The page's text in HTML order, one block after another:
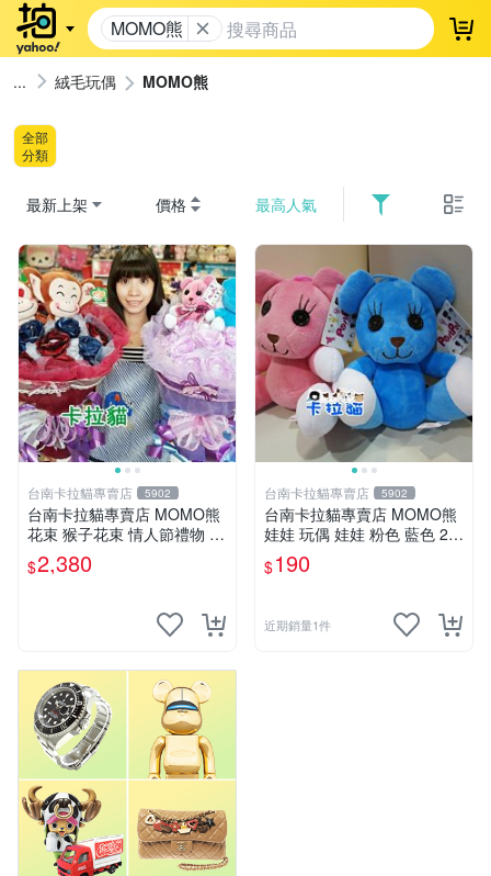
MOMO熊 登
絨毛玩偶 MOMO熊
全部
分類
最新上架 價格 最高人氣
台南卡拉貓專賣店 5902
台南卡拉貓專賣店 MOMO熊
花束 猴子花束 情人節禮物 二
選一 可繡字 可今天寄明天到
$2,380
台南卡拉貓專賣店 5902
台南卡拉貓專賣店 MOMO熊
娃娃 玩偶 娃娃 粉色 藍色 2色
分售
$190
近期銷量1件